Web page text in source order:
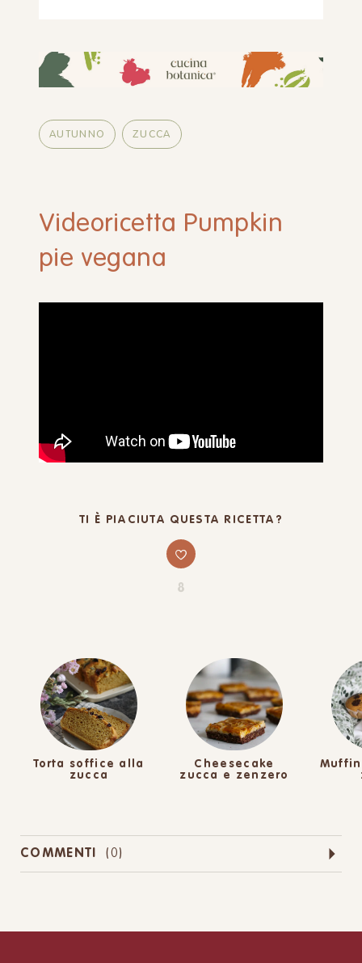
AUTUNNO ZUCCA
Videoricetta Pumpkin
pie vegana
TI È PIACIUTA QUESTA RICETTA?
8
Torta soffice alla
zucca
Cheesecake
zucca e zenzero
COMMENTI (0)